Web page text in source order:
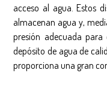
acceso al agua. Estos
almacenan agua y,
presión adecuada para
depósito de agua de
proporciona una gran